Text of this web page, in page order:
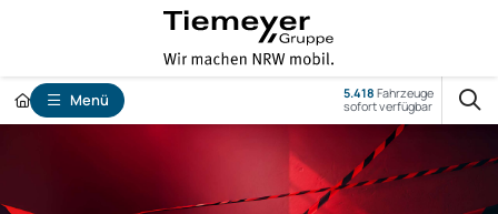
Menü 5.418 Fahrzeuge
sofort verfügbar